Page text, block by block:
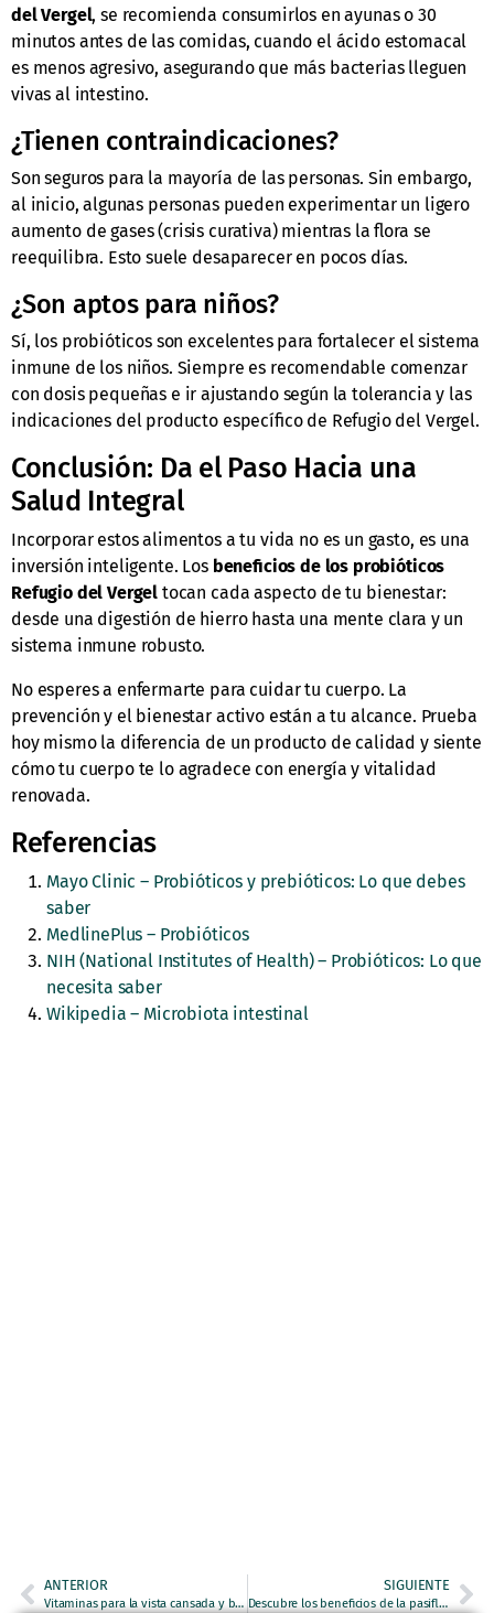
del Vergel, se recomienda consumirlos en ayunas o 30
minutos antes de las comidas, cuando el ácido estomacal
es menos agresivo, asegurando que más bacterias lleguen
vivas al intestino.
¿Tienen contraindicaciones?
Son seguros para la mayoría de las personas. Sin embargo,
al inicio, algunas personas pueden experimentar un ligero
aumento de gases (crisis curativa) mientras la flora se
reequilibra. Esto suele desaparecer en pocos días.
¿Son aptos para niños?
Sí, los probióticos son excelentes para fortalecer el sistema
inmune de los niños. Siempre es recomendable comenzar
con dosis pequeñas e ir ajustando según la tolerancia y las
indicaciones del producto específico de Refugio del Vergel.
Conclusión: Da el Paso Hacia una
Salud Integral
Incorporar estos alimentos a tu vida no es un gasto, es una
inversión inteligente. Los beneficios de los probióticos
Refugio del Vergel tocan cada aspecto de tu bienestar:
desde una digestión de hierro hasta una mente clara y un
sistema inmune robusto.
No esperes a enfermarte para cuidar tu cuerpo. La
prevención y el bienestar activo están a tu alcance. Prueba
hoy mismo la diferencia de un producto de calidad y siente
cómo tu cuerpo te lo agradece con energía y vitalidad
renovada.
Referencias
Mayo Clinic – Probióticos y prebióticos: Lo que debes
saber
MedlinePlus – Probióticos
NIH (National Institutes of Health) – Probióticos: Lo que
necesita saber
Wikipedia – Microbiota intestinal
ANTERIOR
Vitaminas para la vista cansada y borrosa: Análisis Nutricional Clínico
SIGUIENTE
Descubre los beneficios de la pasiflora para dormir mejor: 7 Claves Vitales